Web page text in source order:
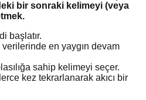
bir sonraki kelimeyi (veya
başlatır.
en yaygın devam
sahip kelimeyi seçer.
kez tekrarlanarak akıcı bir